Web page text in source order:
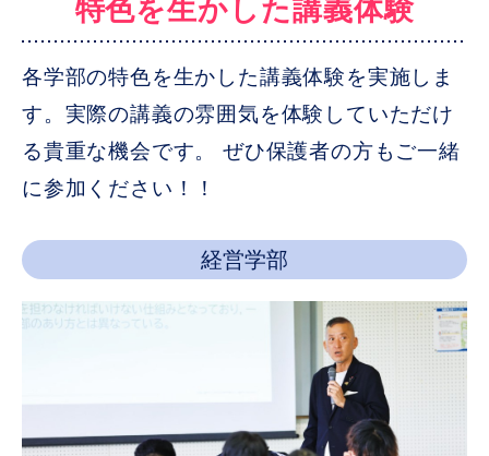
特色を生かした講義体験
各学部の特色を生かした講義体験を実施しま
す。実際の講義の雰囲気を体験していただけ
る貴重な機会です。 ぜひ保護者の方もご一緒
に参加ください！！
経営学部